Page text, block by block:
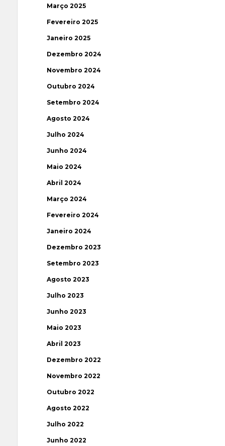
Março 2025
Fevereiro 2025
Janeiro 2025
Dezembro 2024
Novembro 2024
Outubro 2024
Setembro 2024
Agosto 2024
Julho 2024
Junho 2024
Maio 2024
Abril 2024
Março 2024
Fevereiro 2024
Janeiro 2024
Dezembro 2023
Setembro 2023
Agosto 2023
Julho 2023
Junho 2023
Maio 2023
Abril 2023
Dezembro 2022
Novembro 2022
Outubro 2022
Agosto 2022
Julho 2022
Junho 2022